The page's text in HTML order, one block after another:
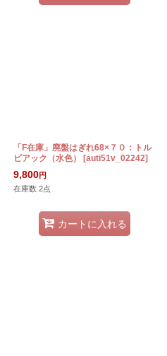
「F在庫」廃盤はぎれ68×７０：トル
ビアック（水色）
[auti51v_02242]
9,800円
在庫数 2点
カートに入れる